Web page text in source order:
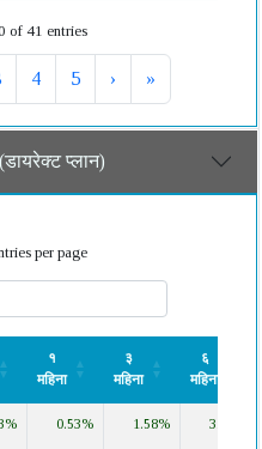
of 41 entries
4 5 › »
प्लान)
per page
१
महिना
३
महिना
६
महिना
महिना
महिना
महिना
0.53% 1.58% 3.19%